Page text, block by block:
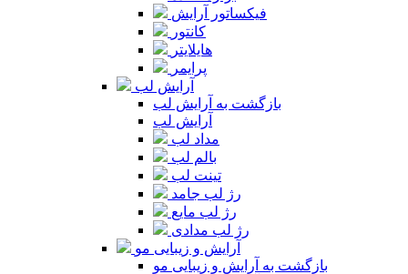
فیکساتور آرایش
کانتور
هایلایتر
پرایمر
آرایش لب
بازگشت به آرایش لب
آرایش لب
مداد لب
بالم لب
تینت لب
رژ لب جامد
رژ لب مایع
رژ لب مدادی
آرایش و زیبایی مو
بازگشت به آرایش و زیبایی مو